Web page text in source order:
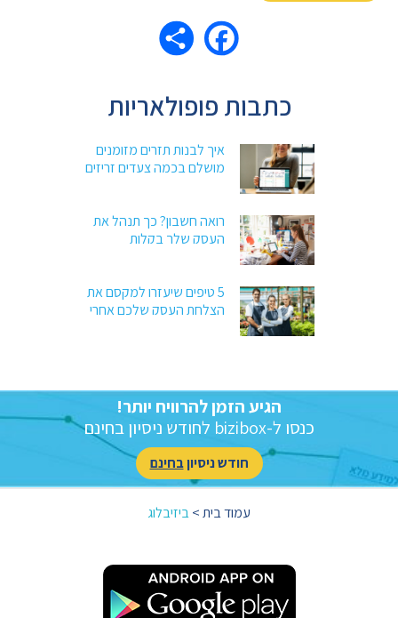
כתבות פופולאריות
איך לבנות תזרים מזומנים
מושלם בכמה צעדים זריזים
רואה חשבון? כך תנהל את
העסק שלך בקלות
5 טיפים שיעזרו למקסם את
הצלחת העסק שלכם אחרי
הגיע הזמן להרוויח יותר!
כנסו ל-bizibox לחודש ניסיון בחינם
חודש ניסיוןבחינם
עמוד בית>ביזיבלוג